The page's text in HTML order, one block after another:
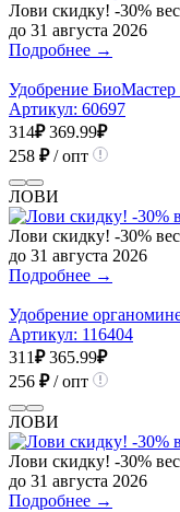
Лови скидку! -30%
до 31 августа 2026
Подробнее →
Удобрение БиоМастер
Артикул: 60697
314₽ 369.99₽
258 ₽/ опт
ЛОВИ
Лови скидку! -30%
до 31 августа 2026
Подробнее →
Удобрение
Артикул: 116404
311₽ 365.99₽
256 ₽/ опт
ЛОВИ
Лови скидку! -30%
до 31 августа 2026
Подробнее →